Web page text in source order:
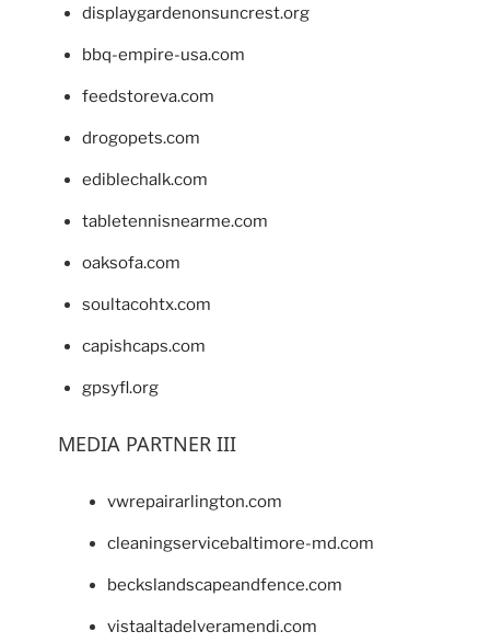
displaygardenonsuncrest.org
bbq-empire-usa.com
feedstoreva.com
drogopets.com
ediblechalk.com
tabletennisnearme.com
oaksofa.com
soultacohtx.com
capishcaps.com
gpsyfl.org
MEDIA PARTNER III
vwrepairarlington.com
cleaningservicebaltimore-md.com
beckslandscapeandfence.com
vistaaltadelveramendi.com